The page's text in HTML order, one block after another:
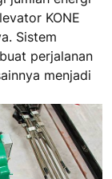
KONE
Sistem
perjalanan
menjadi